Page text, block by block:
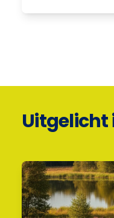
Uitgelicht